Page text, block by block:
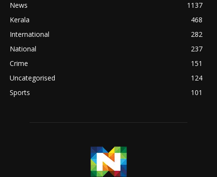
News
1137
Kerala
468
International
282
National
237
Crime
151
Uncategorised
124
Sports
101